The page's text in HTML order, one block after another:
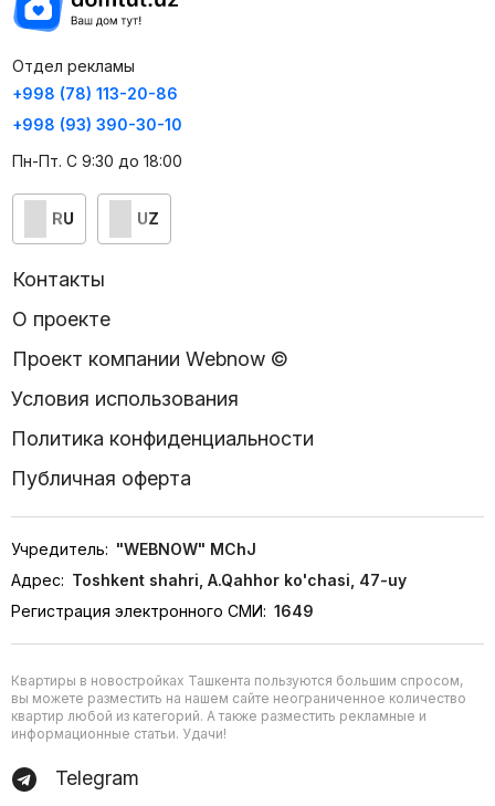
Отдел рекламы
+998 (78) 113-20-86
+998 (93) 390-30-10
Пн-Пт. С 9:30 до 18:00
RU UZ
Контакты
О проекте
Проект компании Webnow ©
Условия использования
Политика конфиденциальности
Публичная оферта
Учредитель: "WEBNOW" MChJ
Адрес: Toshkent shahri, A.Qahhor ko'chasi, 47-uy
Регистрация электронного СМИ: 1649
Квартиры в новостройках Ташкента пользуются большим спросом,
вы можете разместить на нашем сайте неограниченное количество
квартир любой из категорий. А также разместить рекламные и
информационные статьи. Удачи!
Telegram